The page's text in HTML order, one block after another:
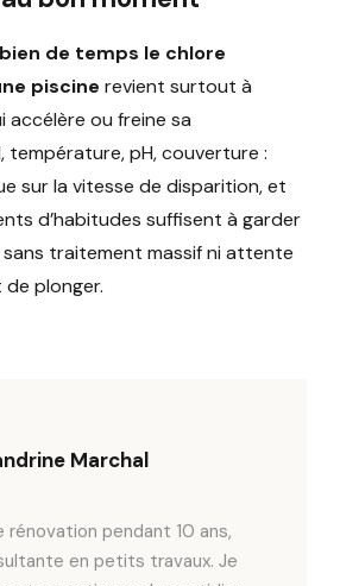
de temps le chlore
piscine revient surtout à
accélère ou freine sa
température, pH, couverture :
sur la vitesse de disparition, et
d’habitudes suffisent à garder
sans traitement massif ni attente
plonger.
Marchal
rénovation pendant 10 ans,
en petits travaux. Je